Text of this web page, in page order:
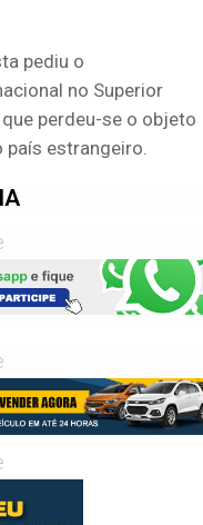
pediu o
no Superior
perdeu-se o objeto
estrangeiro.